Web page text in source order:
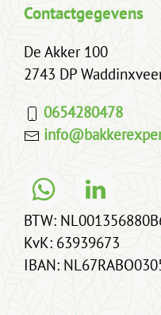
Contactgegevens
De Akker 100
2743 DP
0654280478
BTW:
KvK: 63939673
IBAN: